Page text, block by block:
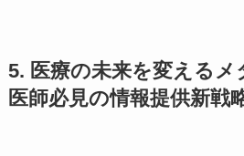
5. 医療の未来を変えるメ
医師必見の情報提供新戦